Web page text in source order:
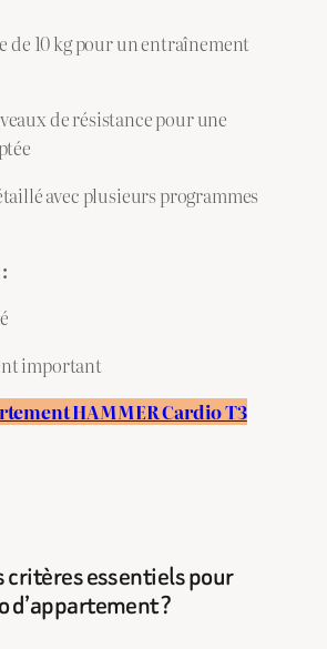
de 10 kg pour un entraînement
de résistance pour une
avec plusieurs programmes
important
HAMMER Cardio T3
critères essentiels pour
d’appartement ?